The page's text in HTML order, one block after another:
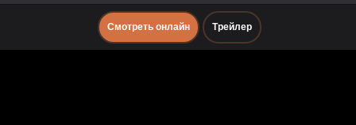
Смотреть онлайн Трейлер